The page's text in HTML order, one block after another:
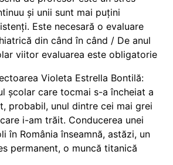
și unii sunt mai puțini
Este necesară o evaluare
din când în când / De anul
viitor evaluarea este obligatorie
Violeta Estrella Bontilă:
școlar care tocmai s-a încheiat a
probabil, unul dintre cei mai grei
i-am trăit. Conducerea unei
în România înseamnă, astăzi, un
permanent, o muncă titanică